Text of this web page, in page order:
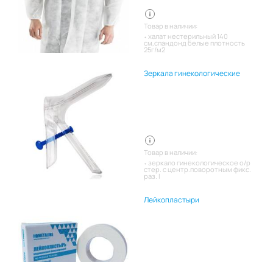
Товар в наличии:
халат нестерильный 140
см,спандонд белые плотность
25г/м2
Зеркала гинекологические
Товар в наличии:
зеркало гинекологическое о/р
стер. с центр.поворотным фикс.
раз. l
Лейкопластыри